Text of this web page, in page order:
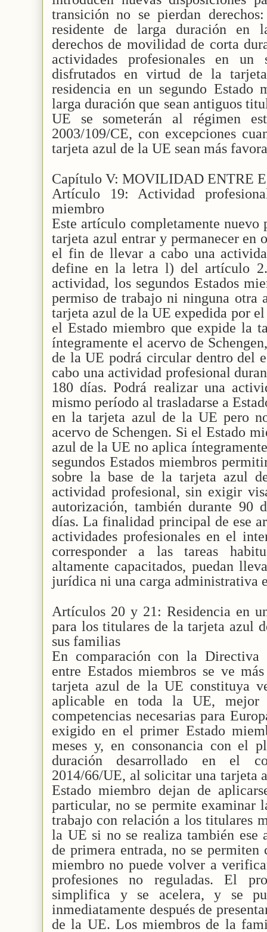
transición no se pierdan
residente de larga duración en
derechos de movilidad de corta
actividades profesionales en un
disfrutados en virtud de la
residencia en un segundo Estado
larga duración que sean antiguos
UE se someterán al régimen
2003/109/CE, con excepciones
tarjeta azul de la UE sean más
Capítulo V: MOVILIDAD ENTRE
Artículo 19: Actividad
miembro
Este artículo completamente
tarjeta azul entrar y permanecer en
el fin de llevar a cabo una
define en la letra l) del artículo
actividad, los segundos Estados
permiso de trabajo ni ninguna otra
tarjeta azul de la UE expedida por
el Estado miembro que expide la
íntegramente el acervo de
de la UE podrá circular dentro del
cabo una actividad profesional
180 días. Podrá realizar una
mismo período al trasladarse a
en la tarjeta azul de la UE pero
acervo de Schengen. Si el Estado
azul de la UE no aplica
segundos Estados miembros
sobre la base de la tarjeta azul
actividad profesional, sin exigir
autorización, también durante 90
días. La finalidad principal de ese
actividades profesionales en el
corresponder a las tareas
altamente capacitados, puedan
jurídica ni una carga administrativa
Artículos 20 y 21: Residencia en
para los titulares de la tarjeta azul
sus familias
En comparación con la Directiva
entre Estados miembros se ve
tarjeta azul de la UE constituya
aplicable en toda la UE, mejor
competencias necesarias para
exigido en el primer Estado
meses y, en consonancia con el
duración desarrollado en el
2014/66/UE, al solicitar una tarjeta
Estado miembro dejan de
particular, no se permite examinar
trabajo con relación a los titulares
la UE si no se realiza también ese
de primera entrada, no se permiten
miembro no puede volver a
profesiones no reguladas. El
simplifica y se acelera, y se
inmediatamente después de
de la UE. Los miembros de la